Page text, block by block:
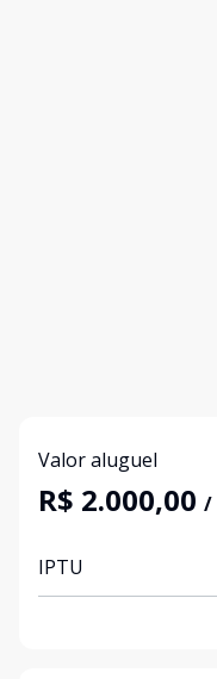
Valor aluguel
R$ 2.000,00 /
IPTU